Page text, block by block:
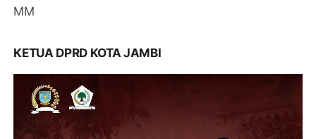
MM
KETUA DPRD KOTA JAMBI